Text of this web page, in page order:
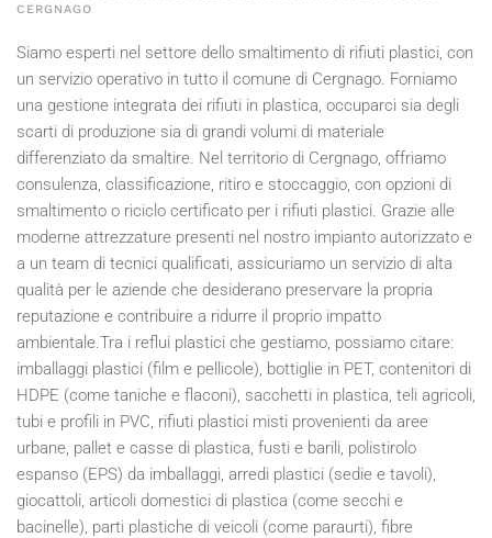
CERGNAGO
Siamo esperti nel settore dello smaltimento di rifiuti plastici, con
un servizio operativo in tutto il comune di Cergnago. Forniamo
una gestione integrata dei rifiuti in plastica, occuparci sia degli
scarti di produzione sia di grandi volumi di materiale
differenziato da smaltire. Nel territorio di Cergnago, offriamo
consulenza, classificazione, ritiro e stoccaggio, con opzioni di
smaltimento o riciclo certificato per i rifiuti plastici. Grazie alle
moderne attrezzature presenti nel nostro impianto autorizzato e
a un team di tecnici qualificati, assicuriamo un servizio di alta
qualità per le aziende che desiderano preservare la propria
reputazione e contribuire a ridurre il proprio impatto
ambientale.Tra i reflui plastici che gestiamo, possiamo citare:
imballaggi plastici (film e pellicole), bottiglie in PET, contenitori di
HDPE (come taniche e flaconi), sacchetti in plastica, teli agricoli,
tubi e profili in PVC, rifiuti plastici misti provenienti da aree
urbane, pallet e casse di plastica, fusti e barili, polistirolo
espanso (EPS) da imballaggi, arredi plastici (sedie e tavoli),
giocattoli, articoli domestici di plastica (come secchi e
bacinelle), parti plastiche di veicoli (come paraurti), fibre